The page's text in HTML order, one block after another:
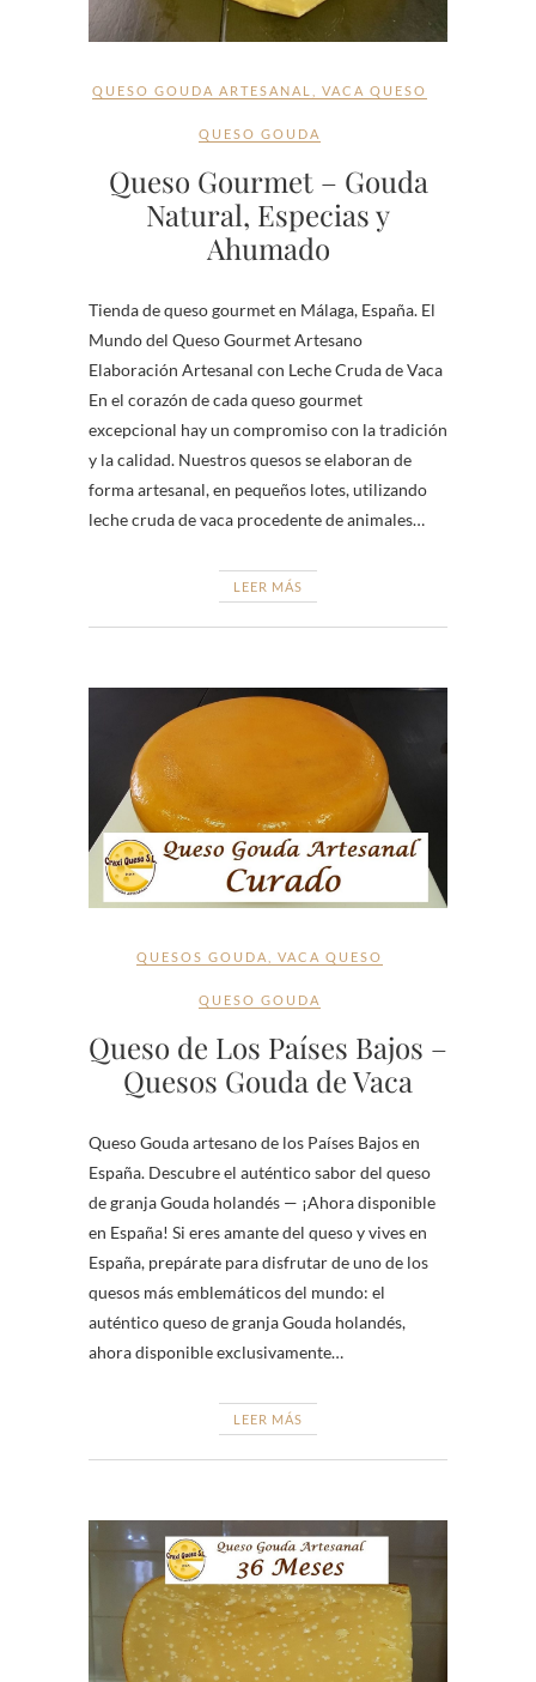
QUESO GOUDA ARTESANAL VACA QUESO
QUESO GOUDA
Queso Gourmet – Gouda
Natural, Especias y
Ahumado
Tienda de queso gourmet en Málaga, España. El
Mundo del Queso Gourmet Artesano
Elaboración Artesanal con Leche Cruda de Vaca
En el corazón de cada queso gourmet
excepcional hay un compromiso con la tradición
y la calidad. Nuestros quesos se elaboran de
forma artesanal, en pequeños lotes, utilizando
leche cruda de vaca procedente de animales…
LEER MÁS
QUESOS GOUDA VACA QUESO
QUESO GOUDA
Queso de Los Países Bajos –
Quesos Gouda de Vaca
Queso Gouda artesano de los Países Bajos en
España. Descubre el auténtico sabor del queso
de granja Gouda holandés — ¡Ahora disponible
en España! Si eres amante del queso y vives en
España, prepárate para disfrutar de uno de los
quesos más emblemáticos del mundo: el
auténtico queso de granja Gouda holandés,
ahora disponible exclusivamente…
LEER MÁS